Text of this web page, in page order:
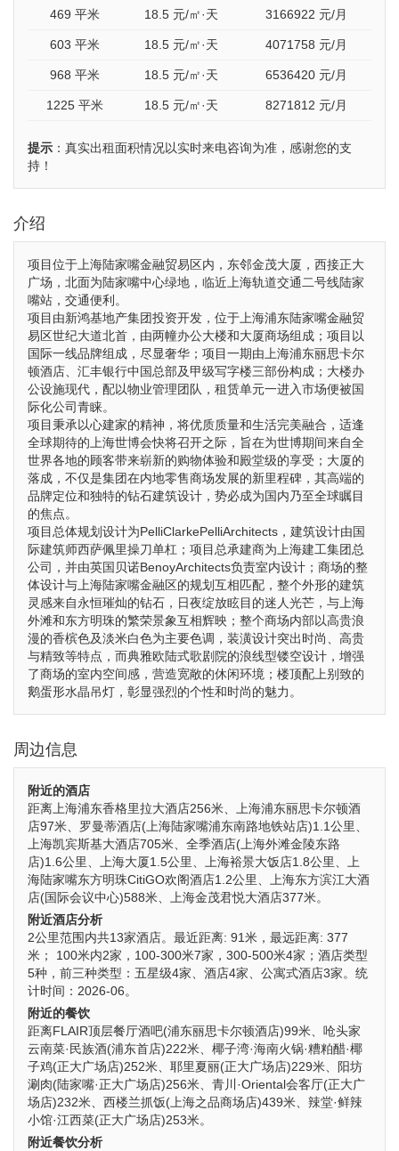
469 平米 18.5 元/㎡·天 3166922 元/月
603 平米 18.5 元/㎡·天 4071758 元/月
968 平米 18.5 元/㎡·天 6536420 元/月
1225 平米 18.5 元/㎡·天 8271812 元/月
提示 ：真实出租面积情况以实时来电咨询为准，感谢您的支
持！
介绍
项目位于上海陆家嘴金融贸易区内，东邻金茂大厦，西接正大
广场，北面为陆家嘴中心绿地，临近上海轨道交通二号线陆家
嘴站，交通便利。
项目由新鸿基地产集团投资开发，位于上海浦东陆家嘴金融贸
易区世纪大道北首，由两幢办公大楼和大厦商场组成；项目以
国际一线品牌组成，尽显奢华；项目一期由上海浦东丽思卡尔
顿酒店、汇丰银行中国总部及甲级写字楼三部份构成；大楼办
公设施现代，配以物业管理团队，租赁单元一进入市场便被国
际化公司青睐。
项目秉承以心建家的精神，将优质质量和生活完美融合，适逢
全球期待的上海世博会快将召开之际，旨在为世博期间来自全
世界各地的顾客带来崭新的购物体验和殿堂级的享受；大厦的
落成，不仅是集团在内地零售商场发展的新里程碑，其高端的
品牌定位和独特的钻石建筑设计，势必成为国内乃至全球瞩目
的焦点。
项目总体规划设计为PelliClarkePelliArchitects，建筑设计由国
际建筑师西萨佩里操刀单杠；项目总承建商为上海建工集团总
公司，并由英国贝诺BenoyArchitects负责室内设计；商场的整
体设计与上海陆家嘴金融区的规划互相匹配，整个外形的建筑
灵感来自永恒璀灿的钻石，日夜绽放眩目的迷人光芒，与上海
外滩和东方明珠的繁荣景象互相辉映；整个商场内部以高贵浪
漫的香槟色及淡米白色为主要色调，装潢设计突出时尚、高贵
与精致等特点，而典雅欧陆式歌剧院的浪线型镂空设计，增强
了商场的室内空间感，营造宽敞的休闲环境；楼顶配上别致的
鹅蛋形水晶吊灯，彰显强烈的个性和时尚的魅力。
周边信息
附近的酒店
距离上海浦东香格里拉大酒店256米、上海浦东丽思卡尔顿酒
店97米、罗曼蒂酒店(上海陆家嘴浦东南路地铁站店)1.1公里、
上海凯宾斯基大酒店705米、全季酒店(上海外滩金陵东路
店)1.6公里、上海大厦1.5公里、上海裕景大饭店1.8公里、上
海陆家嘴东方明珠CitiGO欢阁酒店1.2公里、上海东方滨江大酒
店(国际会议中心)588米、上海金茂君悦大酒店377米。
附近酒店分析
2公里范围内共13家酒店。最近距离: 91米，最远距离: 377
米； 100米内2家，100-300米7家，300-500米4家；酒店类型
5种，前三种类型：五星级4家、酒店4家、公寓式酒店3家。统
计时间：2026-06。
附近的餐饮
距离FLAIR顶层餐厅酒吧(浦东丽思卡尔顿酒店)99米、呛头家
云南菜·民族酒(浦东首店)222米、椰子湾·海南火锅·糟粕醋·椰
子鸡(正大广场店)252米、耶里夏丽(正大广场店)229米、阳坊
涮肉(陆家嘴·正大广场店)256米、青川·Oriental会客厅(正大广
场店)232米、西楼兰抓饭(上海之品商场店)439米、辣堂·鲜辣
小馆·江西菜(正大广场店)253米。
附近餐饮分析